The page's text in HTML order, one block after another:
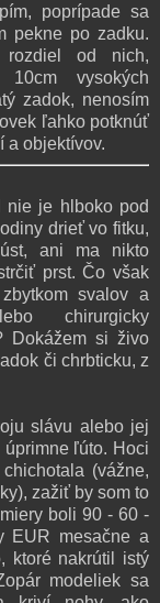
poprípade sa
pekne po zadku.
od nich,
vysokých
zadok, nenosím
ľahko potknúť
a objektívov.
nie je hlboko pod
drieť vo fitku,
ani ma nikto
prst. Čo však
svalov a
chirurgicky
Dokážem si živo
či chrbticku, z
slávu alebo jej
ľúto. Hoci
(vážne,
zažiť by som to
boli 90 - 60 -
EUR mesačne a
ktoré nakrútil istý
modeliek sa